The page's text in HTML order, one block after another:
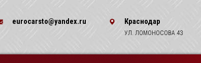
eurocarsto@yandex.ru Краснодар
УЛ. ЛОМОНОСОВА 43